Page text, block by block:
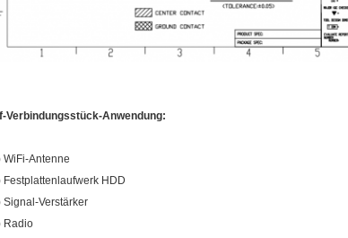
Verbindungsstück-Anwendung:
WiFi-Antenne
Festplattenlaufwerk HDD
Signal-Verstärker
Radio